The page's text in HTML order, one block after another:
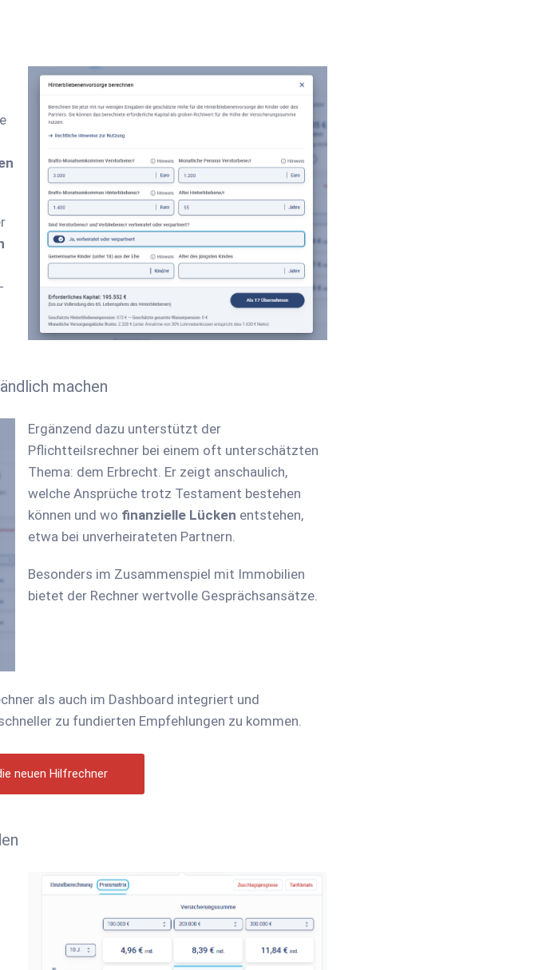
machen
Ergänzend dazu unterstützt der
Pflichtteilsrechner bei einem oft unterschätzten
Thema: dem Erbrecht. Er zeigt anschaulich,
welche Ansprüche trotz Testament bestehen
können und wo finanzielle Lücken entstehen,
etwa bei unverheirateten Partnern.
Besonders im Zusammenspiel mit Immobilien
bietet der Rechner wertvolle Gesprächsansätze.
als auch im Dashboard integriert und
zu fundierten Empfehlungen zu kommen.
neuen Hilfrechner